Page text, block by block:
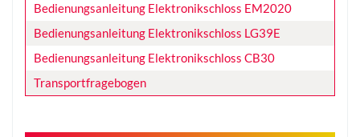
Bedienungsanleitung Elektronikschloss EM2020
Bedienungsanleitung Elektronikschloss LG39E
Bedienungsanleitung Elektronikschloss CB30
Transportfragebogen